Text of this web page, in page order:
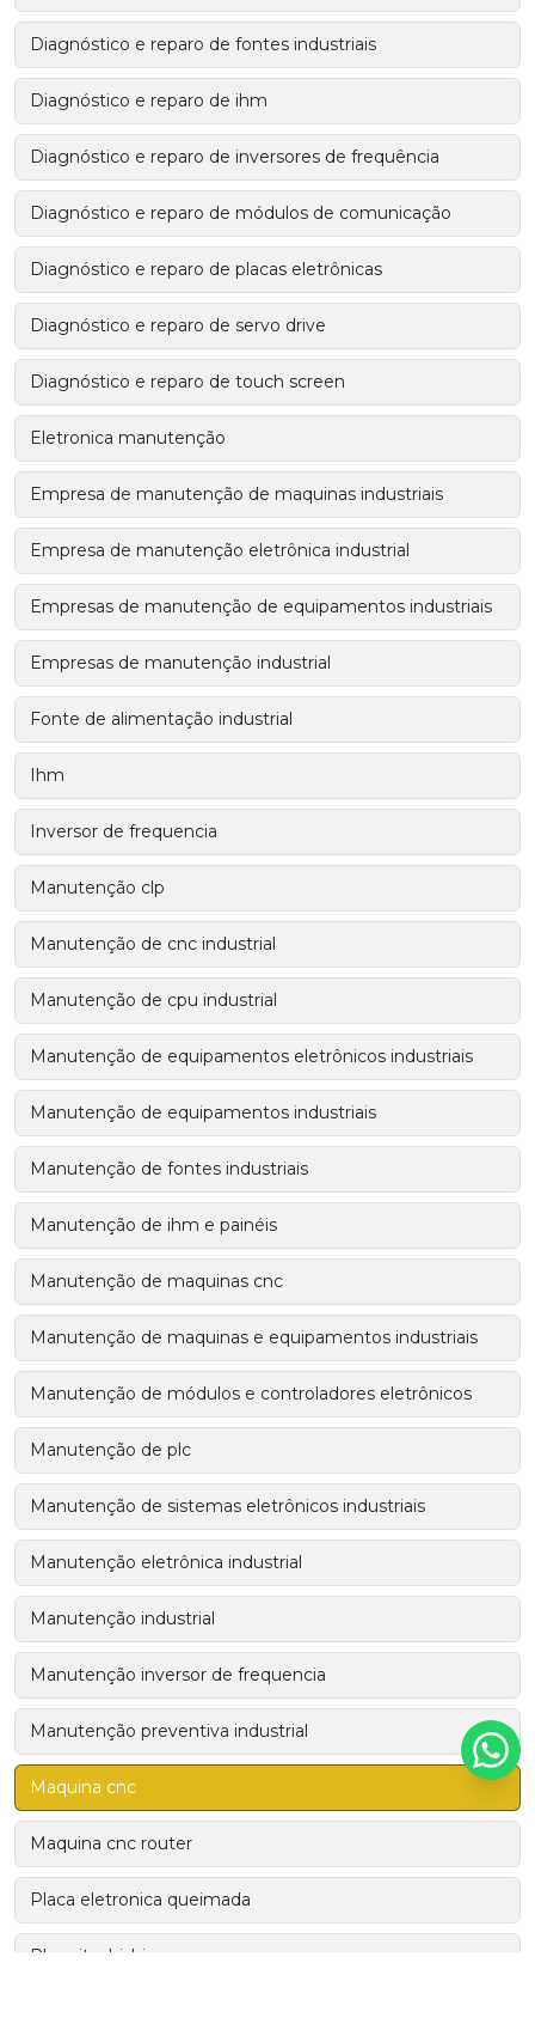
Diagnóstico e reparo de fontes industriais
Diagnóstico e reparo de ihm
Diagnóstico e reparo de inversores de frequência
Diagnóstico e reparo de módulos de comunicação
Diagnóstico e reparo de placas eletrônicas
Diagnóstico e reparo de servo drive
Diagnóstico e reparo de touch screen
Eletronica manutenção
Empresa de manutenção de maquinas industriais
Empresa de manutenção eletrônica industrial
Empresas de manutenção de equipamentos industriais
Empresas de manutenção industrial
Fonte de alimentação industrial
Ihm
Inversor de frequencia
Manutenção clp
Manutenção de cnc industrial
Manutenção de cpu industrial
Manutenção de equipamentos eletrônicos industriais
Manutenção de equipamentos industriais
Manutenção de fontes industriais
Manutenção de ihm e painéis
Manutenção de maquinas cnc
Manutenção de maquinas e equipamentos industriais
Manutenção de módulos e controladores eletrônicos
Manutenção de plc
Manutenção de sistemas eletrônicos industriais
Manutenção eletrônica industrial
Manutenção industrial
Manutenção inversor de frequencia
Manutenção preventiva industrial
Maquina cnc
Maquina cnc router
Placa eletronica queimada
Plc mitsubishi